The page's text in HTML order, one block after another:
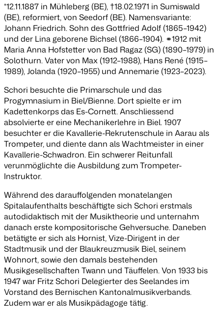
*12.11.1887 in Mühleberg (BE), †18.02.1971 in Sumiswald
(BE), reformiert, von Seedorf (BE). Namensvariante:
Johann Friedrich. Sohn des Gottfried Adolf (1865–1942)
und der Lina geborene Bichsel (1866–1904). ⚭1912 mit
Maria Anna Hofstetter von Bad Ragaz (SG) (1890–1979) in
Solothurn. Vater von Max (1912–1988), Hans René (1915–
1989), Jolanda (1920–1955) und Annemarie (1923–2023).
Schori besuchte die Primarschule und das
Progymnasium in Biel/Bienne. Dort spielte er im
Kadettenkorps das Es-Cornett. Anschliessend
absolvierte er eine Mechanikerlehre in Biel. 1907
besuchter er die Kavallerie-Rekrutenschule in Aarau als
Trompeter, und diente dann als Wachtmeister in einer
Kavallerie-Schwadron. Ein schwerer Reitunfall
verunmöglichte die Ausbildung zum Trompeter-
Instruktor.
Während des darauffolgenden monatelangen
Spitalaufenthalts beschäftigte sich Schori erstmals
autodidaktisch mit der Musiktheorie und unternahm
danach erste kompositorische Gehversuche. Daneben
betätigte er sich als Hornist, Vize-Dirigent in der
Stadtmusik und der Blaukreuzmusik Biel, seinem
Wohnort, sowie den damals bestehenden
Musikgesellschaften Twann und Täuffelen. Von 1933 bis
1947 war Fritz Schori Delegierter des Seelandes im
Vorstand des Bernischen Kantonalmusikverbands.
Zudem war er als Musikpädagoge tätig.